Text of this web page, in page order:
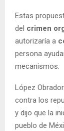
Estas
del crimen
autorizaría a
persona
mecanismos.
López
contra los
y dijo que la
pueblo de